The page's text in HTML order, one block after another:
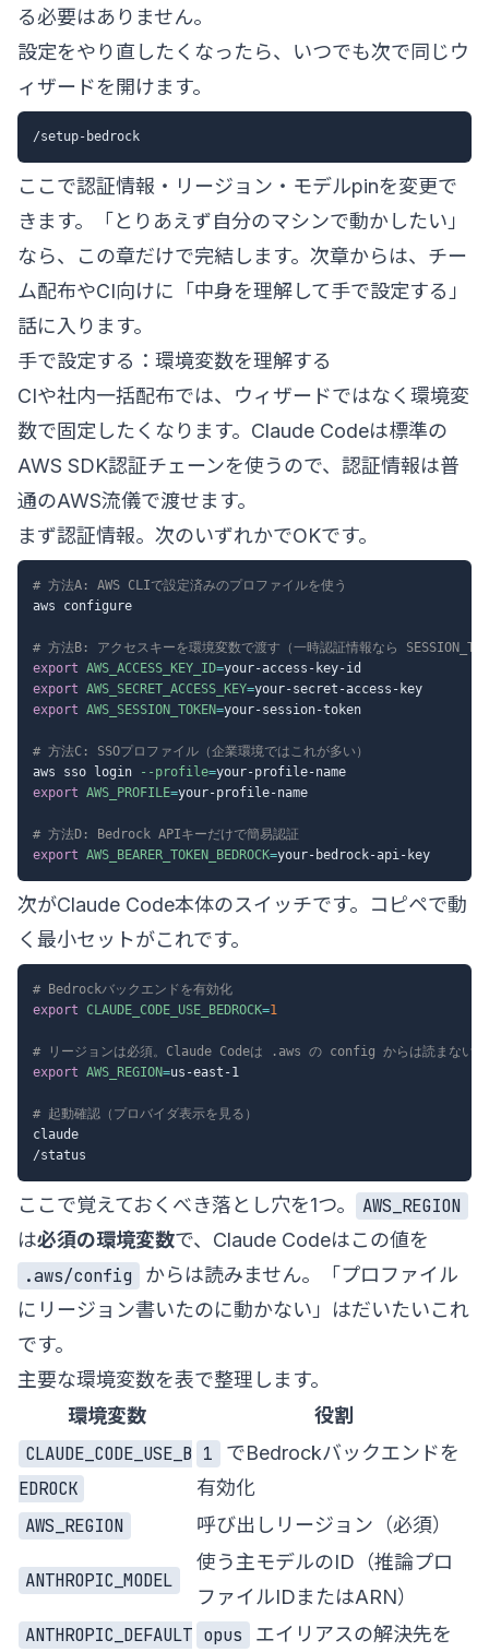
る必要はありません。
設定をやり直したくなったら、いつでも次で同じウ
ィザードを開けます。
ここで認証情報・リージョン・モデルpinを変更で
きます。「とりあえず自分のマシンで動かしたい」
なら、この章だけで完結します。次章からは、チー
ム配布やCI向けに「中身を理解して手で設定する」
話に入ります。
手で設定する：環境変数を理解する
CIや社内一括配布では、ウィザードではなく環境変
数で固定したくなります。Claude Codeは標準の
AWS SDK認証チェーンを使うので、認証情報は普
通のAWS流儀で渡せます。
まず認証情報。次のいずれかでOKです。
# 方法A: AWS CLIで設定済みのプロファイルを使う
aws configure
# 方法B: アクセスキーを環境変数で渡す（一時認証情報なら
export AWS_ACCESS_KEY_ID=
export AWS_SECRET_ACCESS_KEY=
export AWS_SESSION_TOKEN=your-session-token
# 方法C: SSOプロファイル（企業環境ではこれが多い）
aws sso login
--profile=
export AWS_PROFILE=your-profile-name
# 方法D: Bedrock APIキーだけで簡易認証
export AWS_BEARER_TOKEN_BEDROCK=
次がClaude Code本体のスイッチです。コピペで動
く最小セットがこれです。
# Bedrockバックエンドを有効化
export CLAUDE_CODE_USE_BEDROCK=1
# リージョンは必須。Claude Codeは .aws の config からは読まない
export AWS_REGION=us-east-1
# 起動確認（プロバイダ表示を見る）
claude
ここで覚えておくべき落とし穴を1つ。
AWS_REGION
は必須の環境変数で、Claude Codeはこの値を
.aws/config
からは読みません。「プロファイル
にリージョン書いたのに動かない」はだいたいこれ
です。
主要な環境変数を表で整理します。
環境変数
役割
CLAUDE_CODE_USE_B
EDROCK
1
でBedrockバックエンドを
有効化
AWS_REGION
呼び出しリージョン（必須）
ANTHROPIC_MODEL
使う主モデルのID（推論プロ
ファイルIDまたはARN）
ANTHROPIC_DEFAULT opus エイリアスの解決先を